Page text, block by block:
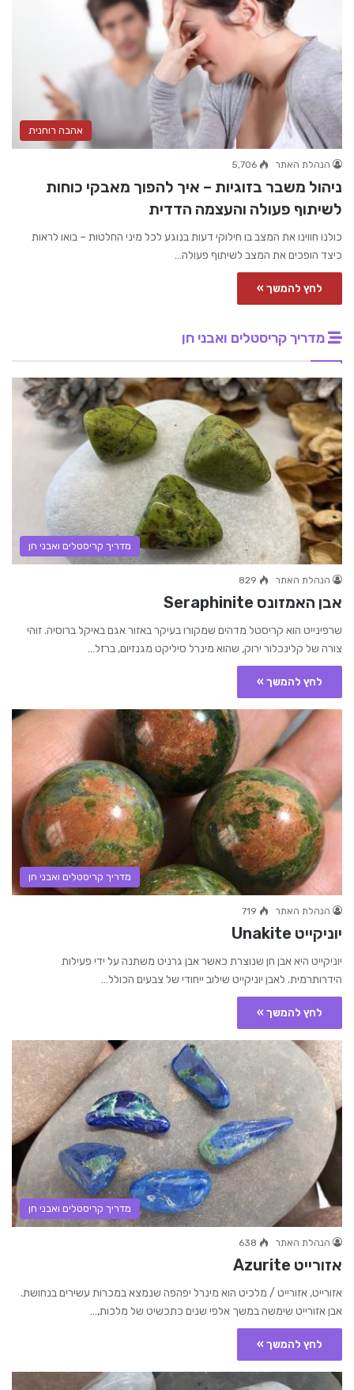
אהבה רוחנית
הנהלת האתר 5,706
ניהול משבר בזוגיות – איך להפוך מאבקי כוחות
לשיתוף פעולה והעצמה הדדית
כולנו חווינו את המצב בו חילוקי דעות בנוגע לכל מיני החלטות – בואו לראות
כיצד הופכים את המצב לשיתוף פעולה…
לחץ להמשך »
מדריך קריסטלים ואבני חן
מדריך קריסטלים ואבני חן
הנהלת האתר 829
אבן האמזונס Seraphinite
שרפינייט הוא קריסטל מדהים שמקורו בעיקר באזור אגם באיקל ברוסיה. זוהי
צורה של קלינכלור ירוק, שהוא מינרל סיליקט מגנזיום, ברזל…
לחץ להמשך »
מדריך קריסטלים ואבני חן
הנהלת האתר 719
יוניקייט Unakite
יוניקייט היא אבן חן שנוצרת כאשר אבן גרניט משתנה על ידי פעילות
הידרותרמית. לאבן יוניקייט שילוב ייחודי של צבעים הכולל…
לחץ להמשך »
מדריך קריסטלים ואבני חן
הנהלת האתר 638
אזורייט Azurite
אזורייט, אזורייט / מלכיט הוא מינרל יפהפה שנמצא במכרות עשירים בנחושת.
אבן אזורייט שימשה במשך אלפי שנים כתכשיט של מלכות,…
לחץ להמשך »